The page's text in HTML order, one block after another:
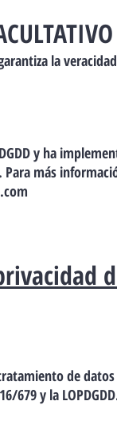
la
y ha
más
tratamiento de
679 y la